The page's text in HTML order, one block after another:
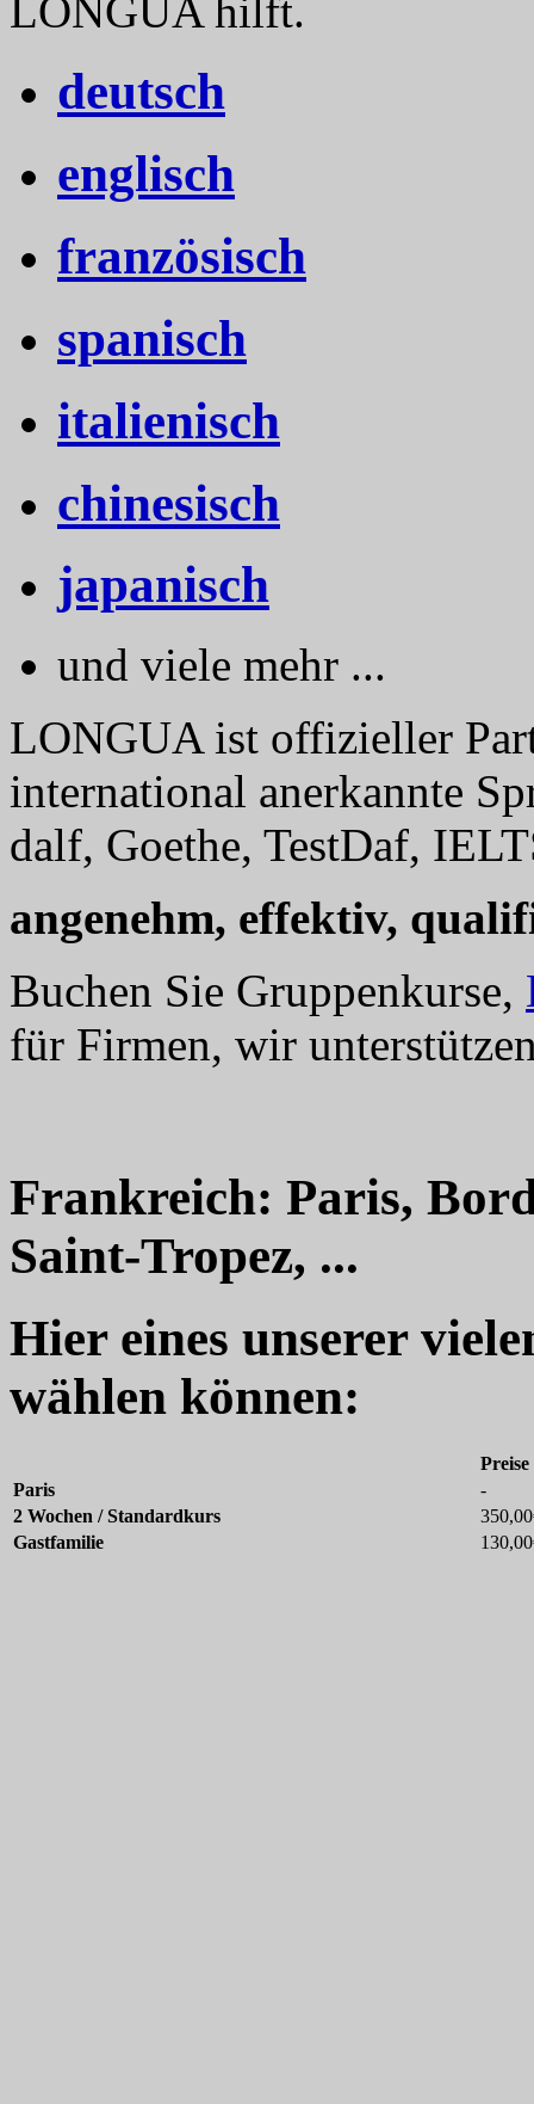
LONGUA hilft.
deutsch
englisch
französisch
spanisch
italienisch
chinesisch
japanisch
und viele mehr ...
LONGUA ist offizieller
international anerkannte
dalf, Goethe, TestDaf,
angenehm, effektiv,
Buchen Sie Gruppenkurse,
für Firmen, wir
Frankreich: Paris,
Saint-Tropez, ...
Hier eines unserer
wählen können:
Preise
Paris
-
2 Wochen / Standardkurs
Gastfamilie